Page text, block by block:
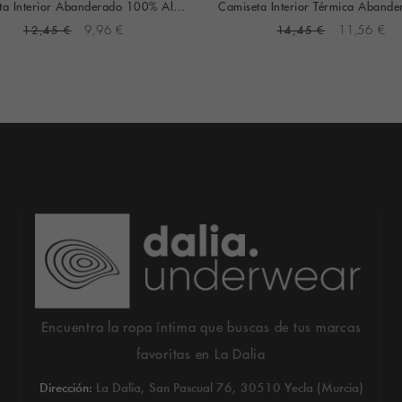
Camiseta Interior Abanderado 100% Algodón Cuello V Manga Corta (blanca)
12,45 € 9,96 € 14,45 € 11,56 €
Encuentra la ropa íntima que buscas de tus marcas
favoritas en La Dalia
Dirección: La Dalia, San Pascual 76, 30510 Yecla (Murcia)